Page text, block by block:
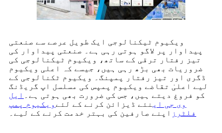
ویکیوم ٹیکنالوجی ایک طویل عرصے سے صنعتی
پیداوار پر لاگو ہوتی رہی ہے۔ صنعتی پیداوار کی
تیز رفتار ترقی کے ساتھ، ویکیوم ٹیکنالوجی کی
ضروریات بھی بڑھ رہی ہیں، جیسے کہ اعلی ویکیوم
ڈگری اور تیز رفتار پمپنگ۔ ویکیوم ٹکنالوجی کے
لیے اعلیٰ تقاضے ویکیوم پمپس کی مسلسل اپ گریڈنگ
کو فروغ دیتے ہیں، جس کی ضرورت بھی ہوتی ہے۔
ایل
وی جی ای نئے ڈیزائن کرنے کے لئے ویکیوم پمپ
فلٹرز اپنے صارفین کی بہتر خدمت کرنے کے لیے۔